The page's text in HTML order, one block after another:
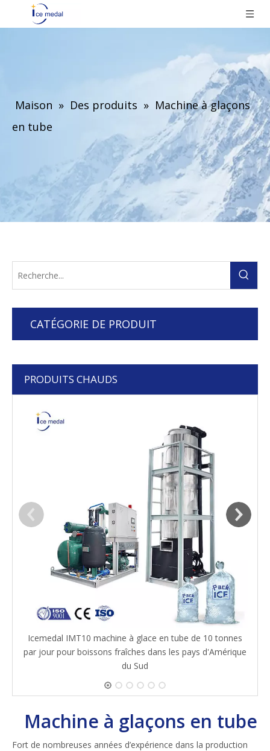
Maison » Des produits » Machine à glaçons
en tube
CATÉGORIE DE PRODUIT
PRODUITS CHAUDS
Icemedal IMT10 machine à glace en tube de 10 tonnes
par jour pour boissons fraîches dans les pays d'Amérique
du Sud
Machine à glaçons en tube
Fort de nombreuses années d’expérience dans la production